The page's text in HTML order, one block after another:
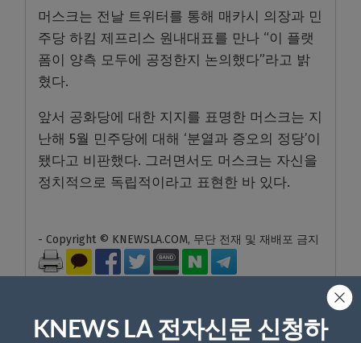
머스크는 전날 트위터를 통해 매카시 의장과 민
주당 하킴 제프리스 원내대표를 만나 “이 플랫
폼이 양측 모두에 공정한지 논의했다”라고 밝
혔다.
앞서 공화당에 대한 지지를 표명한 머스크는 지
난해 5월 민주당에 대해 ‘분열과 증오의 정당’이
됐다고 비판했다. 그러면서도 머스크는 자신을
정치적으로 독립적이라고 표현한 바 있다.
- Copyright © KNEWSLA.COM, 무단 전재 및 재배포 금지
KNEWS LA 전자신문 신청하